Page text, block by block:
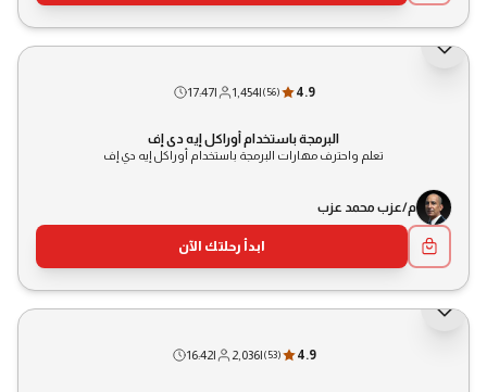
4.9
(56)
|
1,454
|
17:47
البرمجة باستخدام أوراكل إيه دي إف
تعلم واحترف مهارات البرمجة باستخدام أوراكل إيه دي إف
م/عزب محمد عزب
ابدأ رحلتك الآن
4.9
(53)
|
2,036
|
16:42